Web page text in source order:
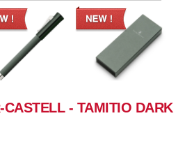
- TAMITIO DARK